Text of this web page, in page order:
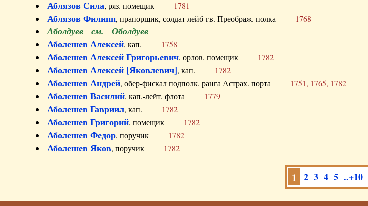
Аблязов Сила, ряз. помещик 1781
Аблязов Филипп, прапорщик, солдат лейб-гв. Преображ. полка 1768
Аболдуев см. Оболдуев
Аболешев Алексей, кап. 1758
Аболешев Алексей Григорьевич, орлов. помещик 1782
Аболешев Алексей [Яковлевич], кап. 1782
Аболешев Андрей, обер-фискал подполк. ранга Астрах. порта 1751, 1765, 1782
Аболешев Василий, кап.-лейт. флота 1779
Аболешев Гавриил, кап. 1782
Аболешев Григорий, помещик 1782
Аболешев Федор, поручик 1782
Аболешев Яков, поручик 1782
1 2 3 4 5 ..+10